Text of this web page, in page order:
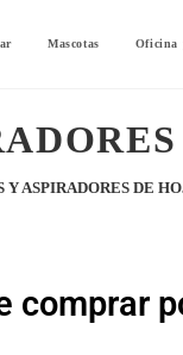
Mascotas Oficina
Y ASPIRADORES DE
comprar